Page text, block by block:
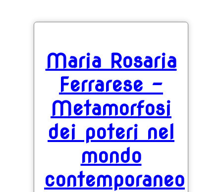
Maria Rosaria
Ferrarese -
Metamorfosi
dei poteri nel
mondo
contemporaneo